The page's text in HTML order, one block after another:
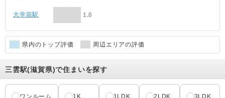
大学前駅 1.0
県内のトップ評価 周辺エリアの評価
三雲駅(滋賀県)で住まいを探す
ワンルーム 1K 1LDK 2LDK 3LDK